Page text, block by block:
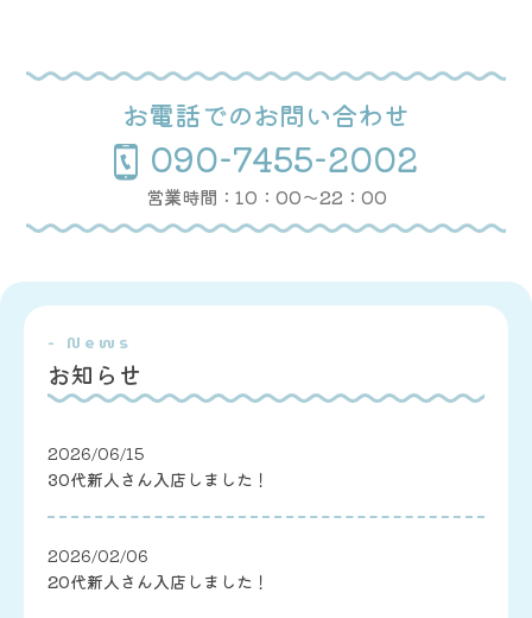
お電話でのお問い合わせ
090-7455-2002
営業時間：10：00〜22：00
- News
お知らせ
2026/06/15
30代新人さん入店しました！
2026/02/06
20代新人さん入店しました！